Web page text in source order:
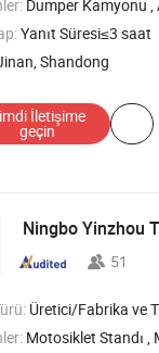
Dumper Kamyonu , Ağır Kamyon , Tanker ,
Yanıt Süresi≤3 saat
Shandong
İletişime
geçin
Ningbo Yinzhou
51
Üretici/Fabrika ve
Motosiklet Standı ,